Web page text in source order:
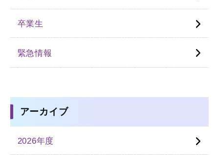
卒業生
緊急情報
アーカイブ
2026年度